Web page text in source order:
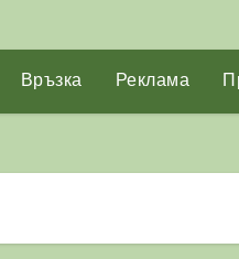
Връзка Реклама